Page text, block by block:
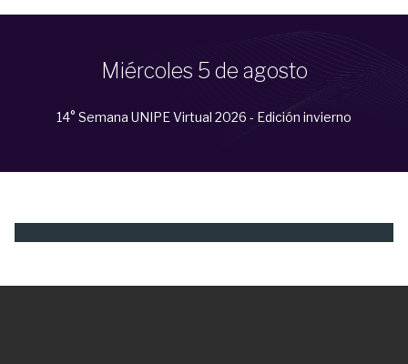
Miércoles 5 de agosto
14° Semana UNIPE Virtual 2026 - Edición invierno